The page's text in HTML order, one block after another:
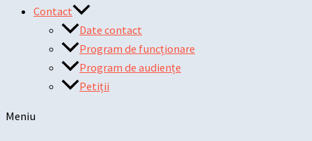
Contact
Date contact
Program de funcționare
Program de audiențe
Petiții
Meniu